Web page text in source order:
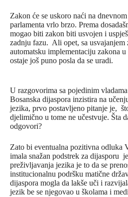
Zakon će se uskoro naći na
parlamenta vrlo brzo. Prema
mogao biti zakon biti usvojen i
zadnju fazu. Ali opet, sa usvajanjem
automatsku implementaciju zakona
ostaje još puno posla da se uradi.
U razgovorima sa pojedinim
Bosanska dijaspora inzistira na
jezika, prvo postavljeno pitanje je,
djelimično u tome ne učestvuje. Šta
odgovori?
Zato bi eventualna pozitivna odluka
imala snažan podstrek za dijasporu
preživljavanja jezika je to da se
institucionalnu podršku matične
dijaspora mogla da lakše uči i
jezik be se njegovao u školama i